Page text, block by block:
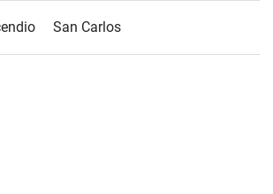
San Carlos